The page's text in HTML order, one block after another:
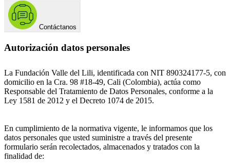
Contáctanos
Autorización datos personales
La Fundación Valle del Lili, identificada con NIT 890324177-5, con
domicilio en la Cra. 98 #18-49, Cali (Colombia), actúa como
Responsable del Tratamiento de Datos Personales, conforme a la
Ley 1581 de 2012 y el Decreto 1074 de 2015.
En cumplimiento de la normativa vigente, le informamos que los
datos personales que usted suministre a través del presente
formulario serán recolectados, almacenados y tratados con la
finalidad de: